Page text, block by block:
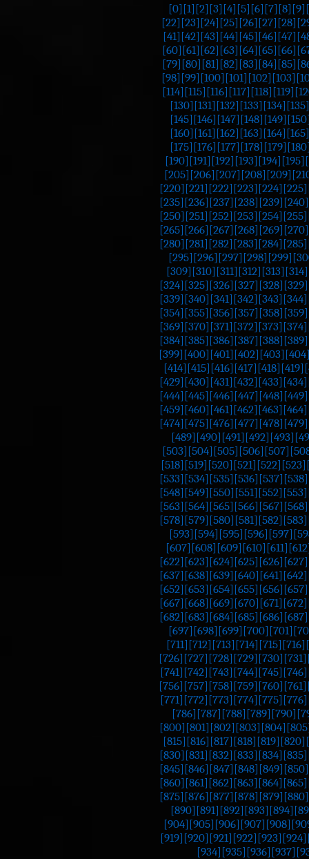
[0] [1] [2] [3] [4] [5] [6] [7] [8] [9]
[22] [23] [24] [25] [26] [27] [28]
[41] [42] [43] [44] [45] [46] [47]
[60] [61] [62] [63] [64] [65] [66]
[79] [80] [81] [82] [83] [84] [85]
[98] [99] [100] [101] [102] [103]
[114] [115] [116] [117] [118] [119]
[130] [131] [132] [133] [134] [135]
[145] [146] [147] [148] [149]
[160] [161] [162] [163] [164] [165]
[175] [176] [177] [178] [179]
[190] [191] [192] [193] [194] [195]
[205] [206] [207] [208] [209]
[220] [221] [222] [223] [224] [225]
[235] [236] [237] [238] [239] [240]
[250] [251] [252] [253] [254] [255]
[265] [266] [267] [268] [269] [270]
[280] [281] [282] [283] [284] [285]
[295] [296] [297] [298] [299]
[309] [310] [311] [312] [313] [314]
[324] [325] [326] [327] [328] [329]
[339] [340] [341] [342] [343] [344]
[354] [355] [356] [357] [358] [359]
[369] [370] [371] [372] [373] [374]
[384] [385] [386] [387] [388] [389]
[399] [400] [401] [402] [403]
[414] [415] [416] [417] [418] [419]
[429] [430] [431] [432] [433] [434]
[444] [445] [446] [447] [448] [449]
[459] [460] [461] [462] [463] [464]
[474] [475] [476] [477] [478] [479]
[489] [490] [491] [492] [493]
[503] [504] [505] [506] [507]
[518] [519] [520] [521] [522] [523]
[533] [534] [535] [536] [537] [538]
[548] [549] [550] [551] [552] [553]
[563] [564] [565] [566] [567] [568]
[578] [579] [580] [581] [582] [583]
[593] [594] [595] [596] [597]
[607] [608] [609] [610] [611]
[622] [623] [624] [625] [626] [627]
[637] [638] [639] [640] [641] [642]
[652] [653] [654] [655] [656] [657]
[667] [668] [669] [670] [671] [672]
[682] [683] [684] [685] [686] [687]
[697] [698] [699] [700] [701]
[711] [712] [713] [714] [715] [716]
[726] [727] [728] [729] [730] [731]
[741] [742] [743] [744] [745] [746]
[756] [757] [758] [759] [760] [761]
[771] [772] [773] [774] [775] [776]
[786] [787] [788] [789] [790]
[800] [801] [802] [803] [804]
[815] [816] [817] [818] [819] [820]
[830] [831] [832] [833] [834] [835]
[845] [846] [847] [848] [849] [850]
[860] [861] [862] [863] [864] [865]
[875] [876] [877] [878] [879] [880]
[890] [891] [892] [893] [894]
[904] [905] [906] [907] [908]
[919] [920] [921] [922] [923] [924]
[934] [935] [936] [937]